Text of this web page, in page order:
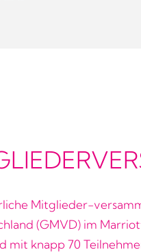
Mitglieder-
(GMVD) im
mit knapp 70